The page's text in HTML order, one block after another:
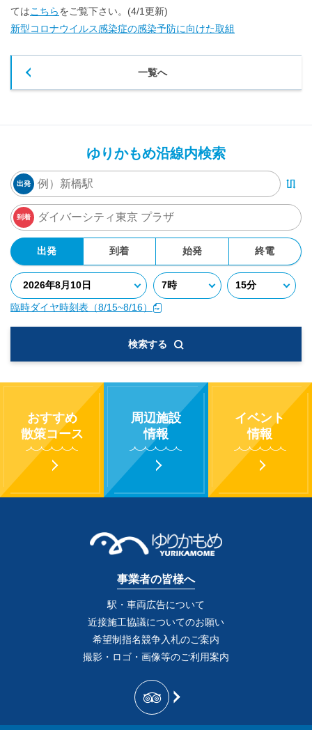
てはこちらをご覧下さい。(4/1更新)
新型コロナウイルス感染症の感染予防に向けた取組
一覧へ
ゆりかもめ沿線内検索
出発
到着
出発 到着 始発 終電
臨時ダイヤ時刻表（8/15~8/16）
検索する
おすすめ
散策コース
周辺施設
情報
イベント
情報
事業者の皆様へ
駅・車両広告について
近接施工協議についてのお願い
希望制指名競争入札のご案内
撮影・ロゴ・画像等のご利用案内